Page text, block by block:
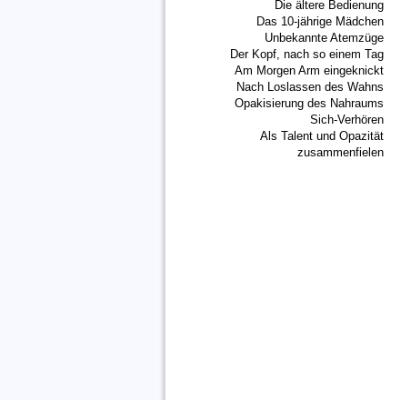
Die ältere Bedienung
Das 10-jährige Mädchen
Unbekannte Atemzüge
Der Kopf, nach so einem Tag
Am Morgen Arm eingeknickt
Nach Loslassen des Wahns
Opakisierung des Nahraums
Sich-Verhören
Als Talent und Opazität
zusammenfielen